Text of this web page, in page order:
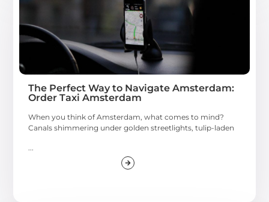
The Perfect Way to Navigate Amsterdam:
Order Taxi Amsterdam
When you think of Amsterdam, what comes to mind?
Canals shimmering under golden streetlights, tulip-laden